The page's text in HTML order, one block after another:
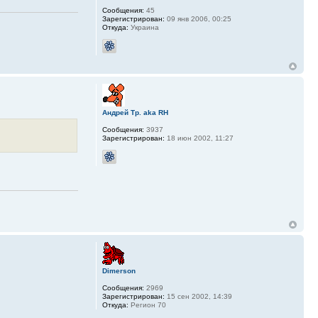
Сообщения: 45
Зарегистрирован: 09 янв 2006, 00:25
Откуда: Украина
Андрей Тр. aka RH
Сообщения: 3937
Зарегистрирован: 18 июн 2002, 11:27
Dimerson
Сообщения: 2969
Зарегистрирован: 15 сен 2002, 14:39
Откуда: Регион 70